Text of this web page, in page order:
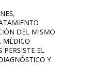
DEL MISMO
MÉDICO
PERSISTE EL
Y